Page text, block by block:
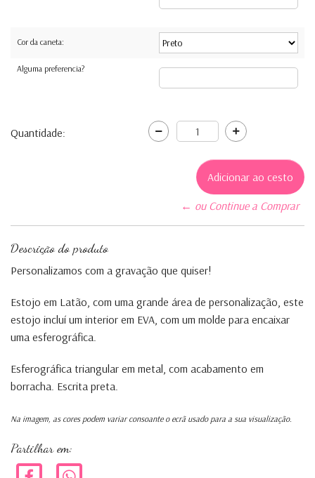
Cor da caneta:
Alguma preferencia?
Quantidade:
← ou Continue a Comprar
Descrição do produto
Personalizamos com a gravação que quiser!
Estojo em Latão, com uma grande área de personalização, este
estojo incluí um interior em EVA, com um molde para encaixar
uma esferográfica.
Esferográfica triangular em metal, com acabamento em
borracha. Escrita preta.
Na imagem, as cores podem variar consoante o ecrã usado para a sua visualização.
Partilhar em: